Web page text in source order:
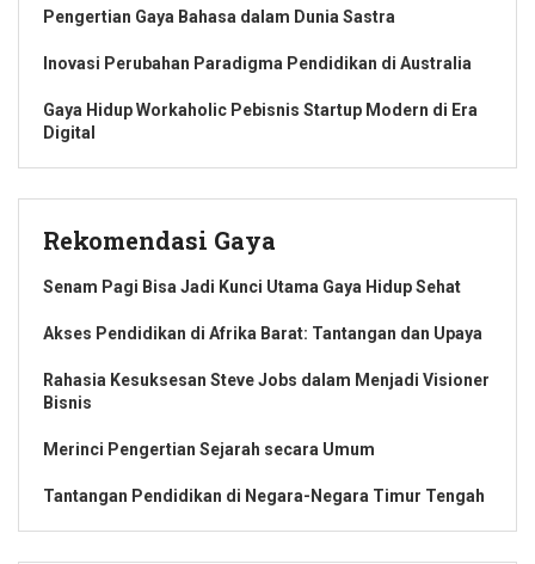
Pengertian Gaya Bahasa dalam Dunia Sastra
Inovasi Perubahan Paradigma Pendidikan di Australia
Gaya Hidup Workaholic Pebisnis Startup Modern di Era
Digital
Rekomendasi Gaya
Senam Pagi Bisa Jadi Kunci Utama Gaya Hidup Sehat
Akses Pendidikan di Afrika Barat: Tantangan dan Upaya
Rahasia Kesuksesan Steve Jobs dalam Menjadi Visioner
Bisnis
Merinci Pengertian Sejarah secara Umum
Tantangan Pendidikan di Negara-Negara Timur Tengah